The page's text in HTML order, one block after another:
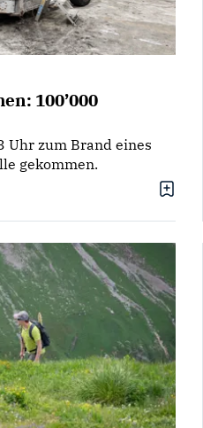
100’000
Uhr zum Brand eines
gekommen.